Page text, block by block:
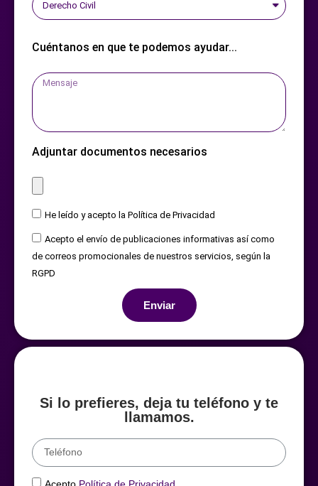
Cuéntanos en que te podemos ayudar...
Adjuntar documentos necesarios
He leído y acepto la Política de Privacidad
Acepto el envío de publicaciones informativas así como
de correos promocionales de nuestros servicios, según la
RGPD
Enviar
Si lo prefieres, deja tu teléfono y te
llamamos.
Acepto Política de Privacidad